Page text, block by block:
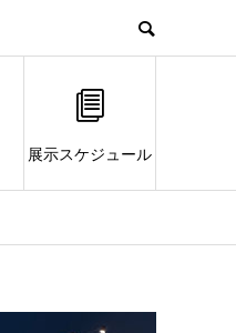
展示スケジュール